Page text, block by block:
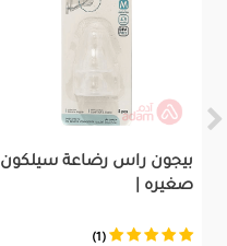
بيجون راس رضاعة سيلكون
صغيره |
(1)